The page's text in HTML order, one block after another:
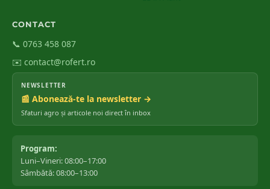
CONTACT
📞 0763 458 087
✉️ contact@rofert.ro
NEWSLETTER
📰 Abonează-te la newsletter →
Sfaturi agro și articole noi direct în inbox
Program:
Luni–Vineri: 08:00–17:00
Sâmbătă: 08:00–13:00